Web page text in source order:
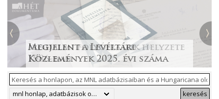
Irodalmi folyóiratok helyzete
1986-ban
Megjelent a Levéltári
Közlemények 2025. évi száma
„Lapidáris emlékek” a levéltári
anyagban
ArchívNet 2026/2.
Tájékoztatás a Pest vármegyei
állami anyakönyvi
másodpéldányok online
közzétételéről
mnl honlap, adatbázisok online, hungaricana keresés